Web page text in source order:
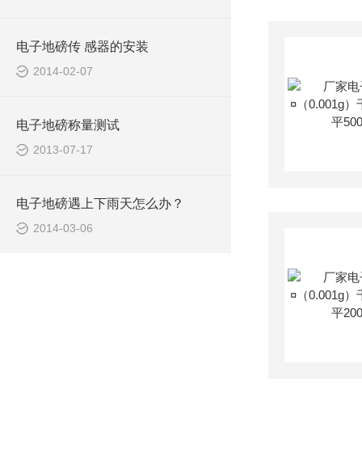
电子地磅传 感器的安装
2014-02-07
电子地磅称量测试
2013-07-17
电子地磅遇上下雨天怎么办？
2014-03-06